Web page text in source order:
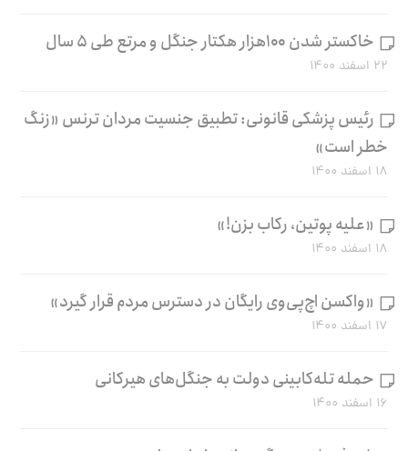
خاکستر شدن ۱۰۰هزار هکتار جنگل و مرتع طی ۵ سال
۲۲ اسفند ۱۴۰۰
رئیس پزشکی قانونی: تطبیق جنسیت مردان ترنس «زنگ
خطر است»
۱۸ اسفند ۱۴۰۰
«علیه پوتین، رکاب بزن!»
۱۸ اسفند ۱۴۰۰
«واکسن اچ‌پی‌وی رایگان در دسترس مردم قرار گیرد»
۱۷ اسفند ۱۴۰۰
حمله تله‌کابینی دولت به جنگل‌های هیرکانی
۱۶ اسفند ۱۴۰۰